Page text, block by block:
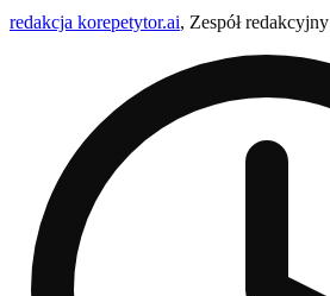
redakcja korepetytor.ai, Zespół redakcyjny